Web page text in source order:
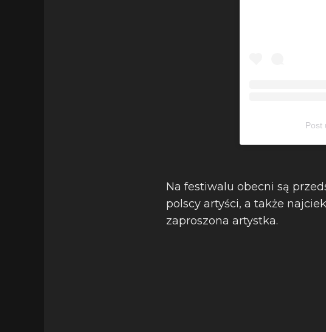
Post
Na festiwalu obecni są
polscy artyści, a także
zaproszona artystka.